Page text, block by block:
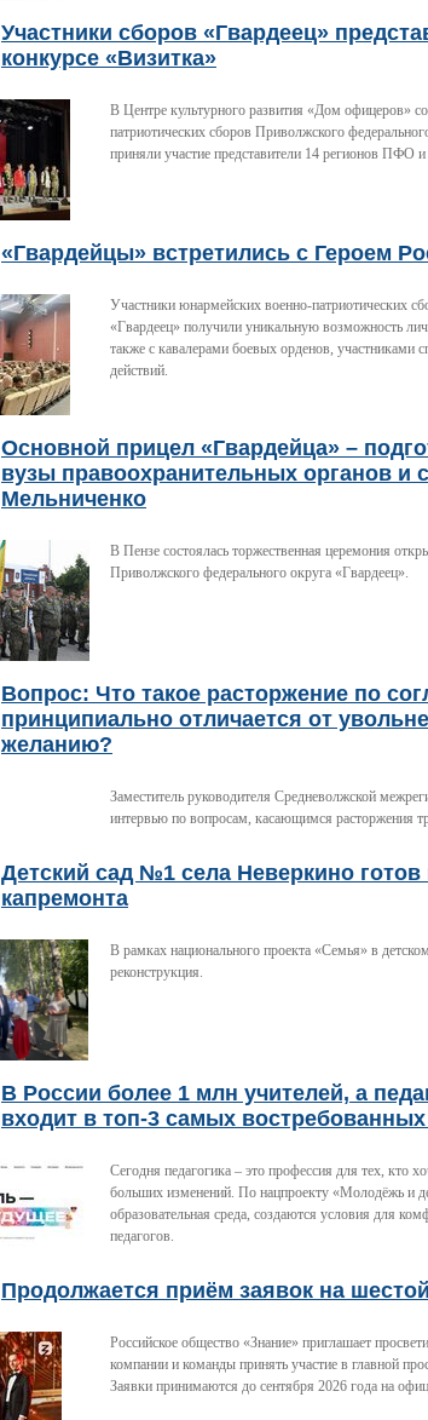
Участники сборов «Гвардеец»
конкурсе «Визитка»
В Центре культурного развития «Дом офицеров»
патриотических сборов Приволжского
приняли участие представители 14 регионов ПФО
«Гвардейцы» встретились с Героем
Участники юнармейских военно-патриотических
«Гвардеец» получили уникальную возможность
также с кавалерами боевых орденов, участниками
действий.
Основной прицел «Гвардейца» –
вузы правоохранительных органов и
Мельниченко
В Пензе состоялась торжественная церемония
Приволжского федерального округа «Гвардеец».
Вопрос: Что такое расторжение по
принципиально отличается от
желанию?
Заместитель руководителя Средневолжской
интервью по вопросам, касающимся расторжения
Детский сад №1 села Неверкино
капремонта
В рамках национального проекта «Семья» в
реконструкция.
В России более 1 млн учителей, а
входит в топ-3 самых
Сегодня педагогика – это профессия для тех, кто
больших изменений. По нацпроекту «Молодёжь и
образовательная среда, создаются условия для
педагогов.
Продолжается приём заявок на
Российское общество «Знание» приглашает
компании и команды принять участие в главной
Заявки принимаются до сентября 2026 года на